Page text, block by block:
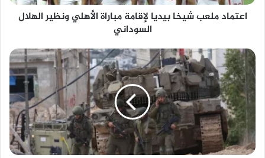
اعتماد ملعب شيخا بيديا لإقامة مباراة الأهلي ونظير الهلال
السوداني